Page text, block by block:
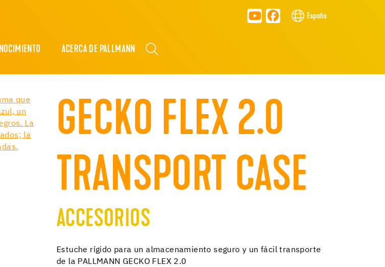
España
ACERCA DE PALLMANN
GECKO FLEX 2.0
TRANSPORT CASE
ACCESORIOS
Estuche rígido para un almacenamiento seguro y un fácil transporte
de la PALLMANN GECKO FLEX 2.0